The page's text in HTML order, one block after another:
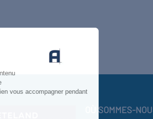
OÙ SOMMES-